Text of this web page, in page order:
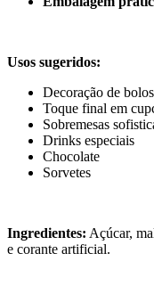
Usos sugeridos:
Decoração de
Toque final em
Sobremesas
Drinks especiais
Chocolate
Sorvetes
Ingredientes: Açúcar,
e corante artificial.